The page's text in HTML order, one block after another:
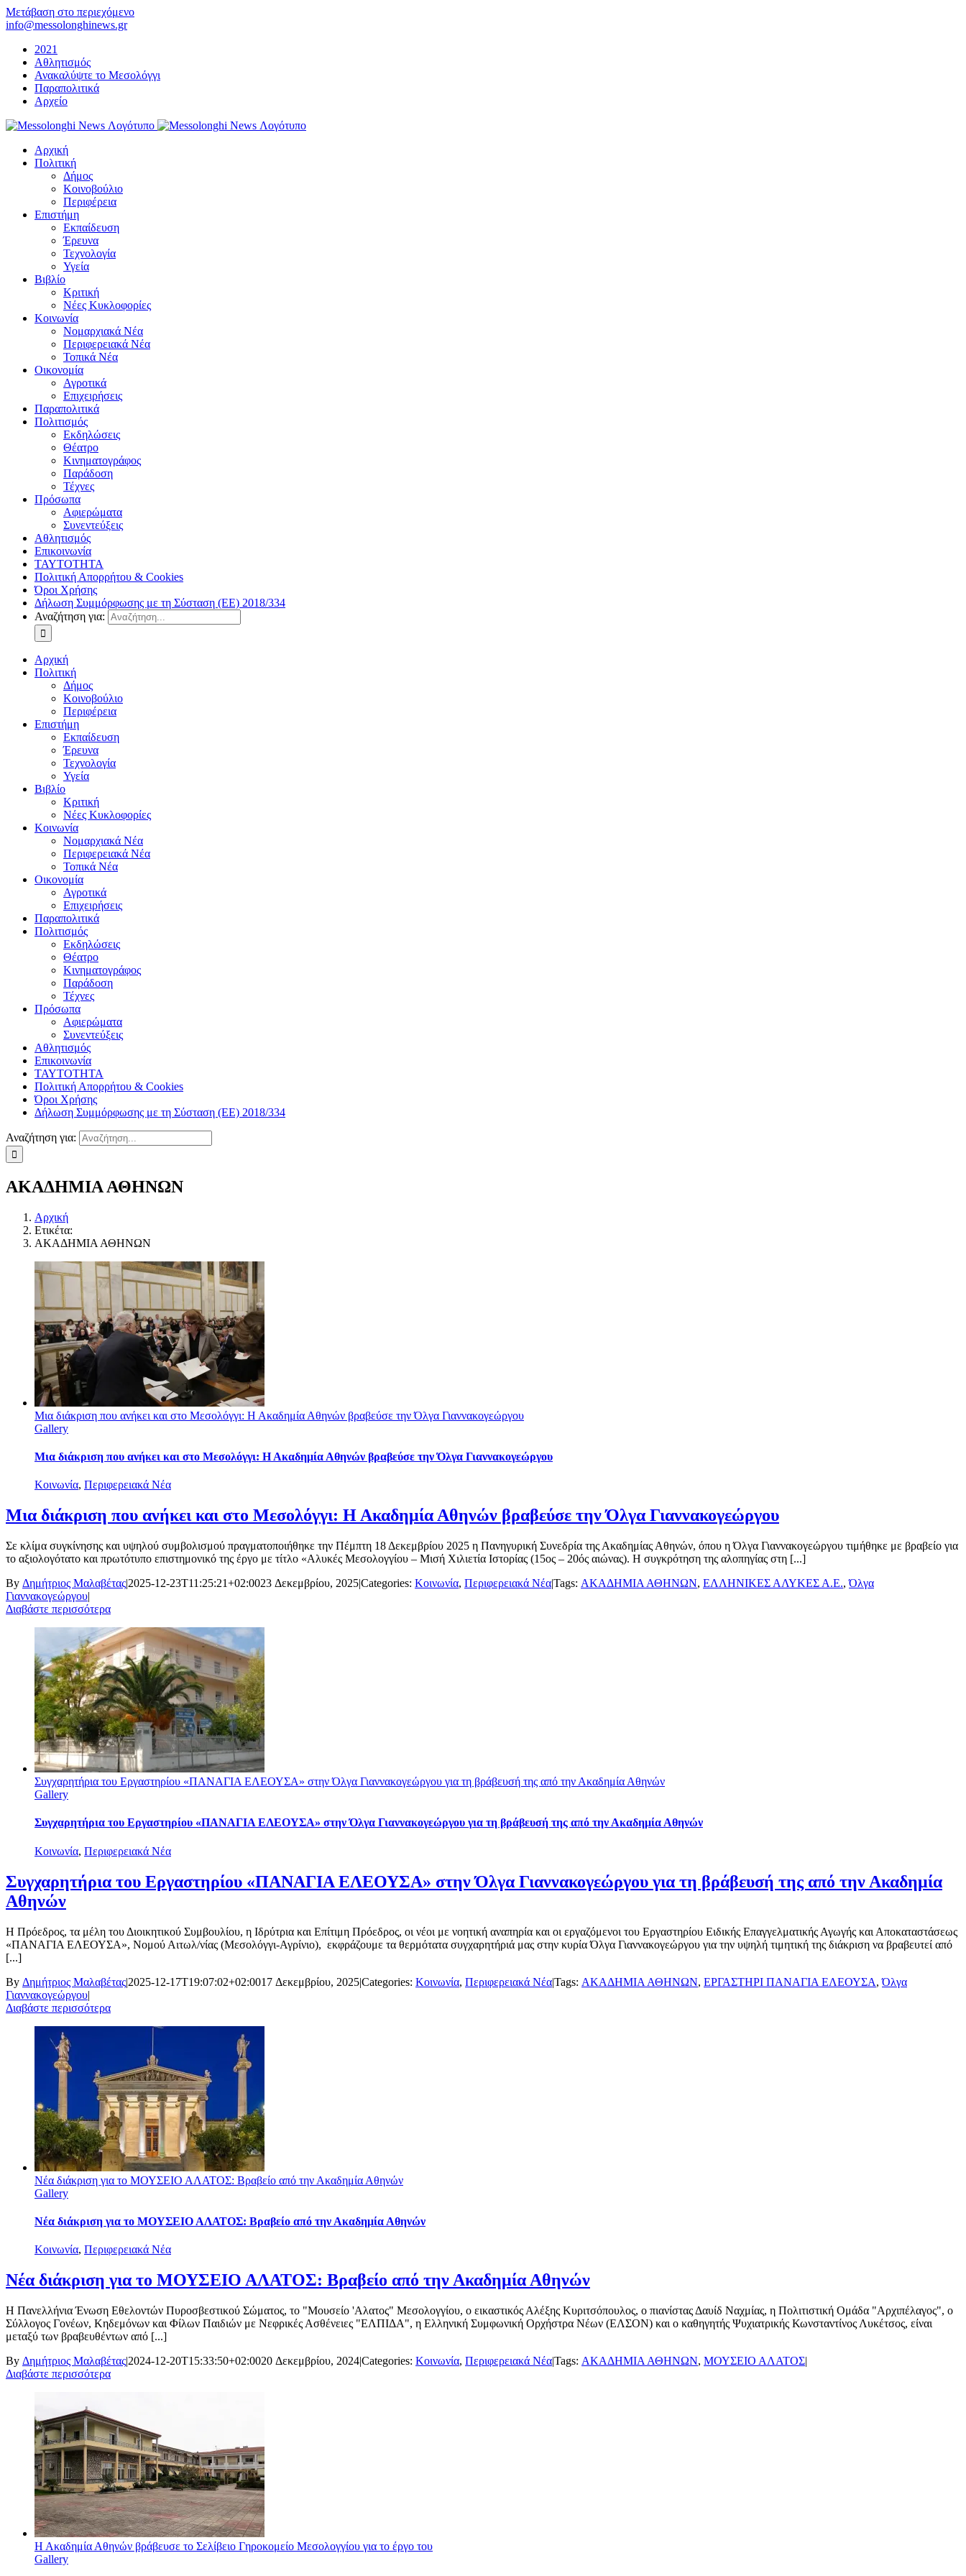
Μετάβαση στο περιεχόμενο
info@messolonghinews.gr
2021
Αθλητισμός
Ανακαλύψτε το Μεσολόγγι
Παραπολιτικά
Αρχείο
Αρχική
Πολιτική
Δήμος
Κοινοβούλιο
Περιφέρεια
Επιστήμη
Εκπαίδευση
Έρευνα
Τεχνολογία
Υγεία
Βιβλίο
Κριτική
Νέες Κυκλοφορίες
Κοινωνία
Νομαρχιακά Νέα
Περιφερειακά Νέα
Τοπικά Νέα
Οικονομία
Αγροτικά
Επιχειρήσεις
Παραπολιτικά
Πολιτισμός
Εκδηλώσεις
Θέατρο
Κινηματογράφος
Παράδοση
Τέχνες
Πρόσωπα
Αφιερώματα
Συνεντεύξεις
Αθλητισμός
Επικοινωνία
ΤΑΥΤΟΤΗΤΑ
Πολιτική Απορρήτου & Cookies
Όροι Χρήσης
Δήλωση Συμμόρφωσης με τη Σύσταση (ΕΕ) 2018/334
Αναζήτηση για:
Αρχική
Πολιτική
Δήμος
Κοινοβούλιο
Περιφέρεια
Επιστήμη
Εκπαίδευση
Έρευνα
Τεχνολογία
Υγεία
Βιβλίο
Κριτική
Νέες Κυκλοφορίες
Κοινωνία
Νομαρχιακά Νέα
Περιφερειακά Νέα
Τοπικά Νέα
Οικονομία
Αγροτικά
Επιχειρήσεις
Παραπολιτικά
Πολιτισμός
Εκδηλώσεις
Θέατρο
Κινηματογράφος
Παράδοση
Τέχνες
Πρόσωπα
Αφιερώματα
Συνεντεύξεις
Αθλητισμός
Επικοινωνία
ΤΑΥΤΟΤΗΤΑ
Πολιτική Απορρήτου & Cookies
Όροι Χρήσης
Δήλωση Συμμόρφωσης με τη Σύσταση (ΕΕ) 2018/334
Αναζήτηση για:
ΑΚΑΔΗΜΙΑ ΑΘΗΝΩΝ
Αρχική
Ετικέτα:
ΑΚΑΔΗΜΙΑ ΑΘΗΝΩΝ
Μια διάκριση που ανήκει και στο Μεσολόγγι: Η Ακαδημία Αθηνών βραβεύσε την Όλγα Γιαννακογεώργου
Gallery
Μια διάκριση που ανήκει και στο Μεσολόγγι: Η Ακαδημία Αθηνών βραβεύσε την Όλγα Γιαννακογεώργου
Κοινωνία, Περιφερειακά Νέα
Μια διάκριση που ανήκει και στο Μεσολόγγι: Η Ακαδημία Αθηνών βραβεύσε την Όλγα Γιαννακογεώργου
Σε κλίμα συγκίνησης και υψηλού συμβολισμού πραγματοποιήθηκε την Πέμπτη 18 Δεκεμβρίου 2025 η Πανηγυρική Συνεδρία της Ακαδημίας Αθηνών, όπου η Όλγα Γιαννακογεώργου τιμήθηκε με βραβείο για
το αξιολογότατο και πρωτότυπο επιστημονικό της έργο με τίτλο «Αλυκές Μεσολογγίου – Μισή Χιλιετία Ιστορίας (15ος – 20ός αιώνας). Η συγκρότηση της αλοπηγίας στη [...]
By Δημήτριος Μαλαβέτας|2025-12-23T11:25:21+02:0023 Δεκεμβρίου, 2025|Categories: Κοινωνία, Περιφερειακά Νέα|Tags: ΑΚΑΔΗΜΙΑ ΑΘΗΝΩΝ, ΕΛΛΗΝΙΚΕΣ ΑΛΥΚΕΣ Α.Ε.,Όλγα
Γιαννακογεώργου|
Διαβάστε περισσότερα
Συγχαρητήρια του Εργαστηρίου «ΠΑΝΑΓΙΑ ΕΛΕΟΥΣΑ» στην Όλγα Γιαννακογεώργου για τη βράβευσή της από την Ακαδημία Αθηνών
Gallery
Συγχαρητήρια του Εργαστηρίου «ΠΑΝΑΓΙΑ ΕΛΕΟΥΣΑ» στην Όλγα Γιαννακογεώργου για τη βράβευσή της από την Ακαδημία Αθηνών
Κοινωνία, Περιφερειακά Νέα
Συγχαρητήρια του Εργαστηρίου «ΠΑΝΑΓΙΑ ΕΛΕΟΥΣΑ» στην Όλγα Γιαννακογεώργου για τη βράβευσή της από την Ακαδημία
Αθηνών
Η Πρόεδρος, τα μέλη του Διοικητικού Συμβουλίου, η Ιδρύτρια και Επίτιμη Πρόεδρος, οι νέοι με νοητική αναπηρία και οι εργαζόμενοι του Εργαστηρίου Ειδικής Επαγγελματικής Αγωγής και Αποκαταστάσεως
«ΠΑΝΑΓΙΑ ΕΛΕΟΥΣΑ», Νομού Αιτωλ/νίας (Μεσολόγγι-Αγρίνιο), εκφράζουμε τα θερμότατα συγχαρητήριά μας στην κυρία Όλγα Γιαννακογεώργου για την υψηλή τιμητική της διάκριση να βραβευτεί από
[...]
By Δημήτριος Μαλαβέτας|2025-12-17T19:07:02+02:0017 Δεκεμβρίου, 2025|Categories: Κοινωνία, Περιφερειακά Νέα|Tags: ΑΚΑΔΗΜΙΑ ΑΘΗΝΩΝ, ΕΡΓΑΣΤΗΡΙ ΠΑΝΑΓΙΑ ΕΛΕΟΥΣΑ,Όλγα
Γιαννακογεώργου|
Διαβάστε περισσότερα
Νέα διάκριση για το ΜΟΥΣΕΙΟ ΑΛΑΤΟΣ: Βραβείο από την Ακαδημία Αθηνών
Gallery
Νέα διάκριση για το ΜΟΥΣΕΙΟ ΑΛΑΤΟΣ: Βραβείο από την Ακαδημία Αθηνών
Κοινωνία, Περιφερειακά Νέα
Νέα διάκριση για το ΜΟΥΣΕΙΟ ΑΛΑΤΟΣ: Βραβείο από την Ακαδημία Αθηνών
Η Πανελλήνια Ένωση Εθελοντών Πυροσβεστικού Σώματος, το "Μουσείο 'Αλατος" Μεσολογγίου, ο εικαστικός Αλέξης Κυριτσόπουλος, ο πιανίστας Δαυίδ Ναχμίας, η Πολιτιστική Ομάδα "Αρχιπέλαγος", ο
Σύλλογος Γονέων, Κηδεμόνων και Φίλων Παιδιών με Νεφρικές Ασθένειες "ΕΛΠΙΔΑ", η Ελληνική Συμφωνική Ορχήστρα Νέων (ΕΛΣΟΝ) και ο καθηγητής Ψυχιατρικής Κωνσταντίνος Λυκέτσος, είναι
μεταξύ των βραβευθέντων από [...]
By Δημήτριος Μαλαβέτας|2024-12-20T15:33:50+02:0020 Δεκεμβρίου, 2024|Categories: Κοινωνία, Περιφερειακά Νέα|Tags: ΑΚΑΔΗΜΙΑ ΑΘΗΝΩΝ, ΜΟΥΣΕΙΟ ΑΛΑΤΟΣ|
Διαβάστε περισσότερα
Η Ακαδημία Αθηνών βράβευσε το Σελίβειο Γηροκομείο Μεσολογγίου για το έργο του
Gallery